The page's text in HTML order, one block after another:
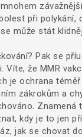
při polykání,
může stát
Pak se
Víte, že MMR
je ochrana
zákrokům a
Znamená
kdy je to jen
jak se chovat